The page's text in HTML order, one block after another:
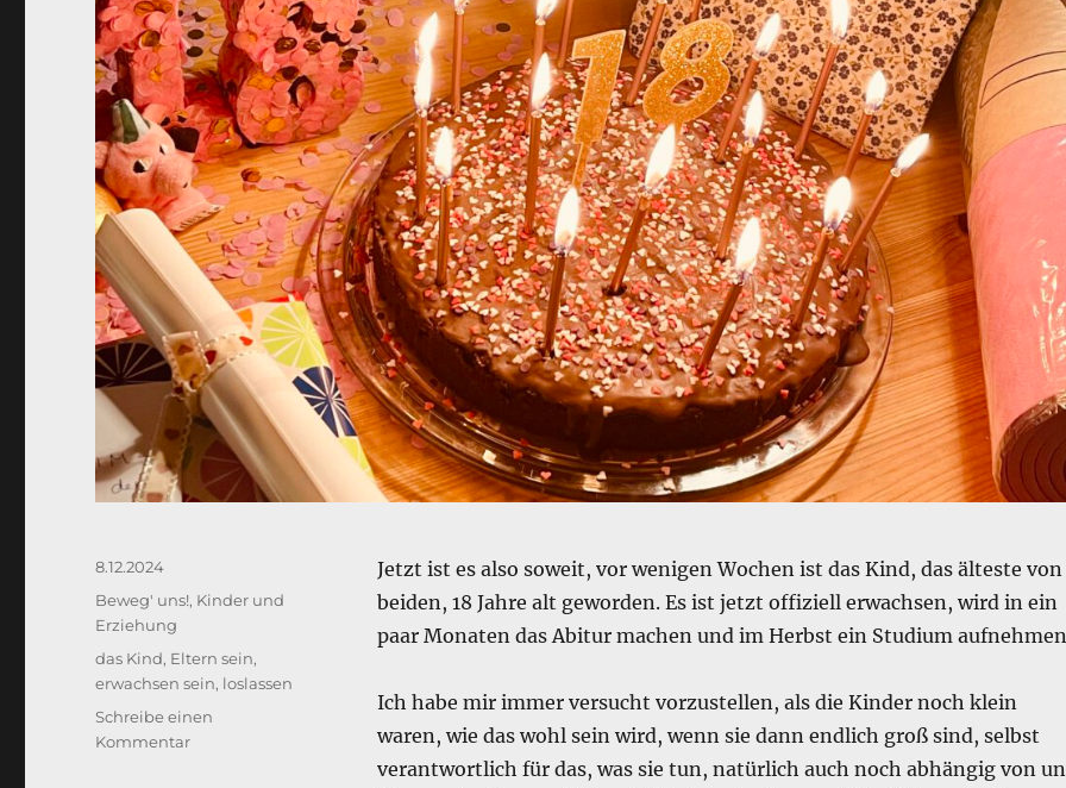
Jetzt ist es also soweit, vor wenigen Wochen ist das Kind, das älteste von
beiden, 18 Jahre alt geworden. Es ist jetzt offiziell erwachsen, wird in ein
paar Monaten das Abitur machen und im Herbst ein Studium
Ich habe mir immer versucht vorzustellen, als die Kinder noch klein
waren, wie das wohl sein wird, wenn sie dann endlich groß sind, selbst
verantwortlich für das, was sie tun, natürlich auch noch abhängig von
Veröffentlicht
8.12.2024
Kategorien
Beweg' uns!, Kinder und
Erziehung
Schlagwörter
das Kind, Eltern sein,
erwachsen sein, loslassen
Schreibe einen
Kommentarzu